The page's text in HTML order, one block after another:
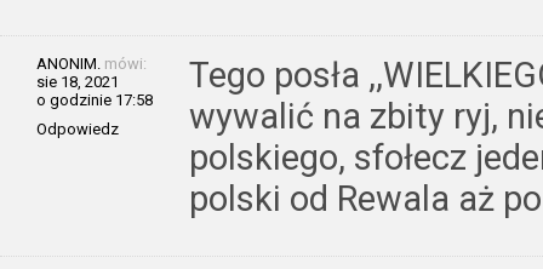
ANONIM. mówi:
sie 18, 2021
o godzinie 17:58
Odpowiedz
Tego posła
wywalić na zbity ryj,
polskiego, sfołecz
polski od Rewala aż